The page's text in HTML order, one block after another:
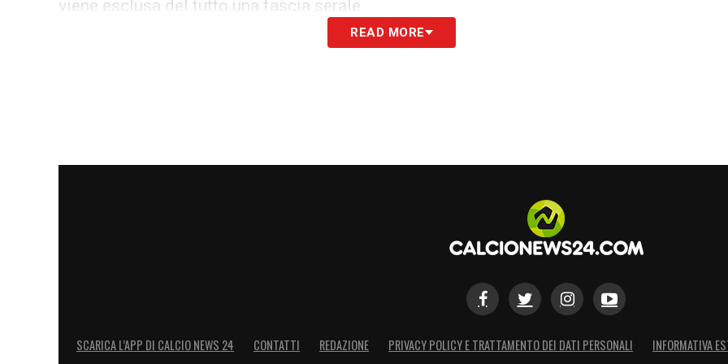
viene esclusa del tutto una fascia serale.
Ultime Notizie Serie A: tutte le novità del giorno sul massimo campionato italiano
coinvolgerebbe molte squadre e centinaia di migliaia di persone in un giorno feriale.
Derby Roma Lazio, De Siervo propone di spostare il tennis
ha anche rilanciato una soluzione alternativa: «Posticipare la finale degli
obiettivi serve a tutelare la regolarità del campionato, motivo per cui il lunch match
READ MORE
SCARICA L’APP DI CALCIO NEWS 24 CONTATTI REDAZIONE PRIVACY POLICY E TRATTAMENTO DEI DATI PERSONALI INFORMATIVA